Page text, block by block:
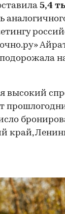
5,4
высокий
край,